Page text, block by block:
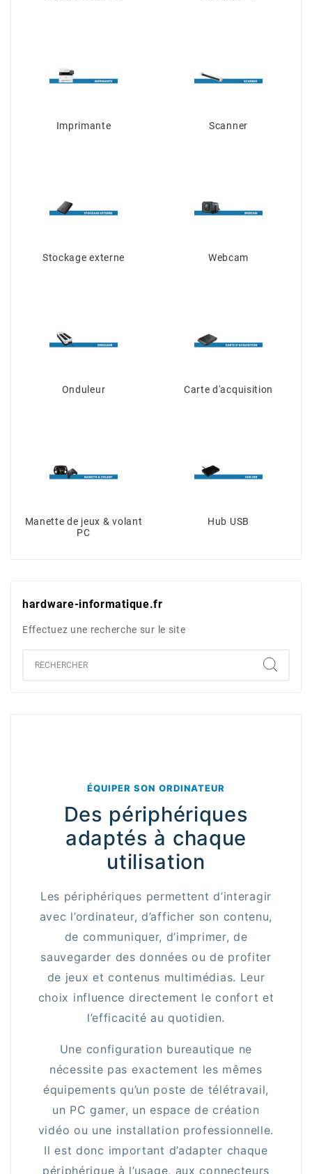
Imprimante Scanner
Stockage externe Webcam
Onduleur Carte d'acquisition
Manette de jeux & volant
PC
Hub USB
hardware-informatique.fr
Effectuez une recherche sur le site
ÉQUIPER SON ORDINATEUR
Des périphériques
adaptés à chaque
utilisation
Les périphériques permettent d’interagir
avec l’ordinateur, d’afficher son contenu,
de communiquer, d’imprimer, de
sauvegarder des données ou de profiter
de jeux et contenus multimédias. Leur
choix influence directement le confort et
l’efficacité au quotidien.
Une configuration bureautique ne
nécessite pas exactement les mêmes
équipements qu’un poste de télétravail,
un PC gamer, un espace de création
vidéo ou une installation professionnelle.
Il est donc important d’adapter chaque
périphérique à l’usage, aux connecteurs